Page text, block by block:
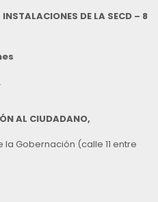
DE LA SECD – 8
AL CIUDADANO,
Gobernación (calle 11 entre